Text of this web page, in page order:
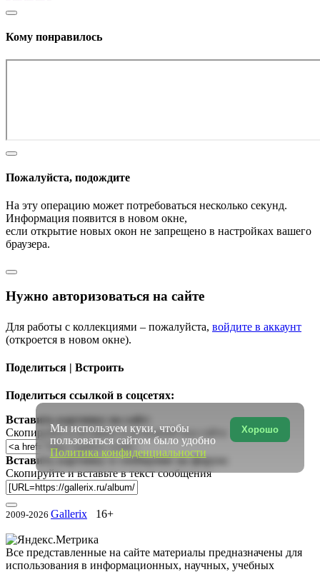
Кому понравилось
Пожалуйста, подождите
На эту операцию может потребоваться несколько секунд.
Информация появится в новом окне,
если открытие новых окон не запрещено в настройках вашего
браузера.
Нужно авторизоваться на сайте
Для работы с коллекциями – пожалуйста, войдите в аккаунт
(откроется в новом окне).
Поделиться | Встроить
Поделиться ссылкой в соцсетях:
Вставить картинку на сайт:
Скопируйте и вставьте в исходный код сайта
Вставить картинку в сообщение на форум:
Скопируйте и вставьте в текст сообщения
2009-2026 Gallerix 16+
Все представленные на сайте материалы предназначены для
использования в информационных, научных, учебных
Хорошо
Мы используем куки, чтобы
пользоваться сайтом было удобно
Политика конфиденциальности